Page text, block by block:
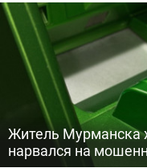
Житель Мурманска
нарвался на